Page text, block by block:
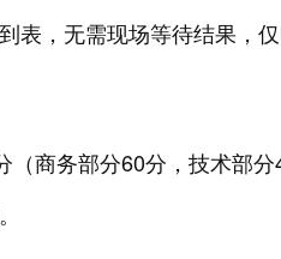
表，无需现场等待结果，
商务部分60分，技术部